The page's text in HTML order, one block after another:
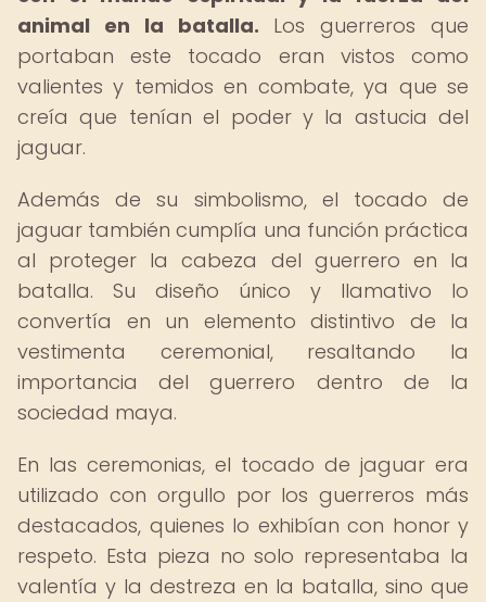
animal en la batalla. Los guerreros que
portaban este tocado eran vistos como
valientes y temidos en combate, ya que se
creía que tenían el poder y la astucia del
jaguar.
Además de su simbolismo, el tocado de
jaguar también cumplía una función práctica
al proteger la cabeza del guerrero en la
batalla. Su diseño único y llamativo lo
convertía en un elemento distintivo de la
vestimenta ceremonial, resaltando la
importancia del guerrero dentro de la
sociedad maya.
En las ceremonias, el tocado de jaguar era
utilizado con orgullo por los guerreros más
destacados, quienes lo exhibían con honor y
respeto. Esta pieza no solo representaba la
valentía y la destreza en la batalla, sino que